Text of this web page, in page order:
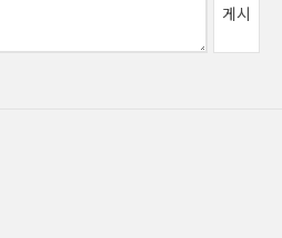
게시